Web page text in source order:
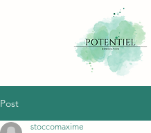
Post
stoccomaxime